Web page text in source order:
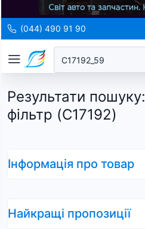
(044) 490 91 90
Результати пошуку:
фільтр (C17192)
Інформація про товар
Найкращі пропозиції